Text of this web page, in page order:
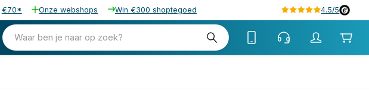
€70* Onze webshops Win €300 shoptegoed 4.5/5
Waar ben je naar op zoek?
374,28 excl. btw
452,88 incl. btw